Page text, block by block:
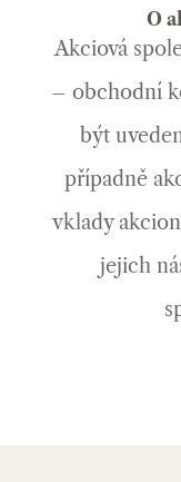
O
Akciová
– obchodní
být
případně
vklady
jejich